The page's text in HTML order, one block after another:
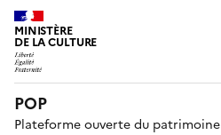
MINISTÈRE
DE LA CULTURE
POP
Plateforme ouverte du patrimoine